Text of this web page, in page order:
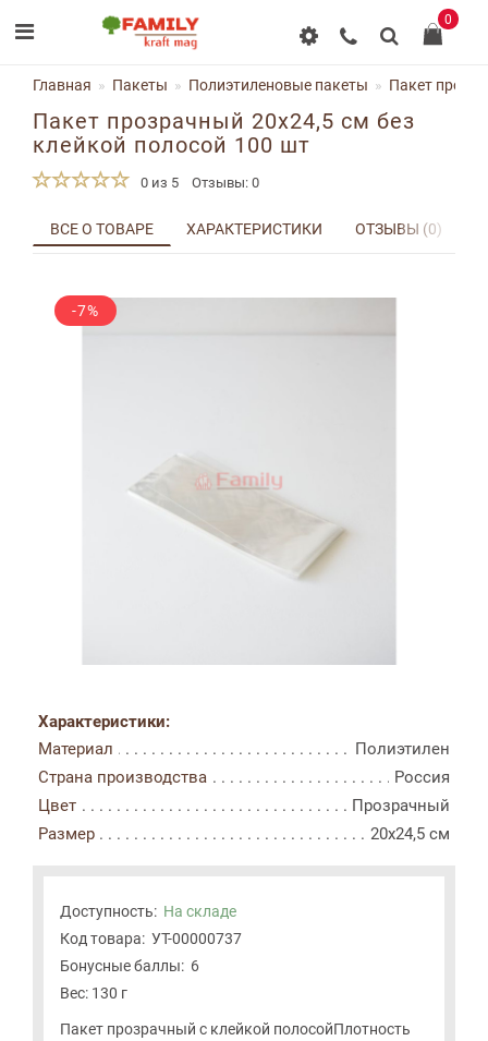
0
Главная Пакеты Полиэтиленовые пакеты Пакет
Пакет прозрачный 20х24,5 см без
клейкой полосой 100 шт
0 из 5 Отзывы: 0
ВСЕ О ТОВАРЕ ХАРАКТЕРИСТИКИ ОТЗЫВЫ (0)
-7%
Характеристики:
Материал
Полиэтилен
Страна производства
Россия
Цвет
Прозрачный
Размер
20x24,5 см
Доступность: На складе
Код товара: УТ-00000737
Бонусные баллы: 6
Вес: 130 г
Пакет прозрачный с клейкой полосойПлотность